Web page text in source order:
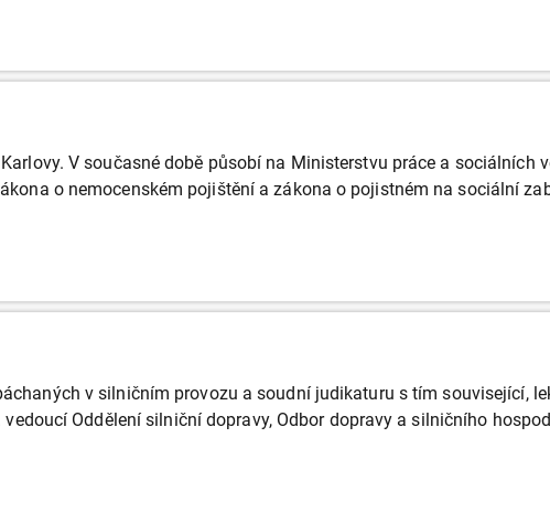
V současné době působí na Ministerstvu práce a sociálních
o nemocenském pojištění a zákona o pojistném na sociální
v silničním provozu a soudní judikaturu s tím související,
Oddělení silniční dopravy, Odbor dopravy a silničního